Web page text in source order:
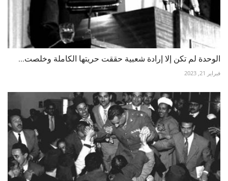
الوحدة لم تكن إلا إرادة شعبية حققت حريتها الكاملة وخلصت...
فبراير 21, 2023